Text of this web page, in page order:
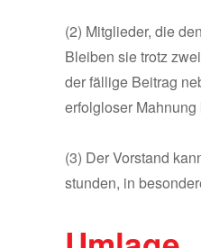
(2) Mitglieder, die
Bleiben sie trotz
der fällige Beitrag
erfolgloser
(3) Der Vorstand
stunden, in